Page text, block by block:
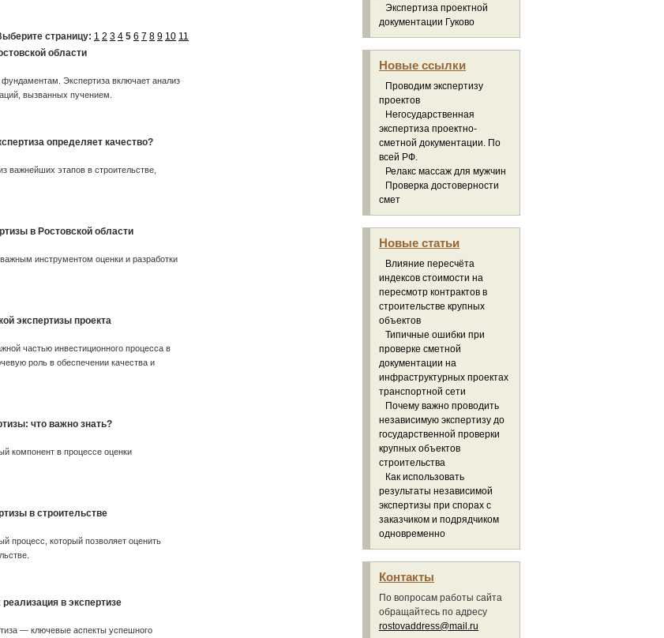
страницу: 1 2 3 4 5 6 7 8 9 10 11
области
Экспертиза включает анализ
вызванных пучением.
определяет качество?
важнейших этапов в строительстве,
в Ростовской области
инструментом оценки и разработки
экспертизы проекта
частью инвестиционного процесса в
роль в обеспечении качества и
что важно знать?
компонент в процессе оценки
в строительстве
процесс, который позволяет оценить
в экспертизе
— ключевые аспекты успешного
Экспертиза проектной
документации Гуково
Новые ссылки
Проводим экспертизу
проектов
Негосударственная
экспертиза проектно-
сметной документации. По
всей РФ.
Релакс массаж для мужчин
Проверка достоверности
смет
Новые статьи
Влияние пересчёта
индексов стоимости на
пересмотр контрактов в
строительстве крупных
объектов
Типичные ошибки при
проверке сметной
документации на
инфраструктурных проектах
транспортной сети
Почему важно проводить
независимую экспертизу до
государственной проверки
крупных объектов
строительства
Как использовать
результаты независимой
экспертизы при спорах с
заказчиком и подрядчиком
одновременно
Контакты
По вопросам работы сайта
обращайтесь по адресу
rostovaddress@mail.ru